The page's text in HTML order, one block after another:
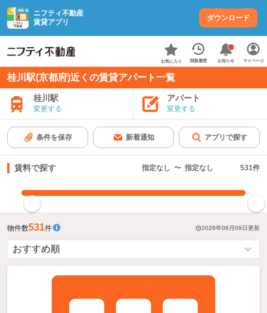
ニフティ不動産
賃貸アプリ
ダウンロード
お気に入り 閲覧履歴 お知らせ マイページ
桂川駅(京都府)近くの賃貸アパート一覧
桂川駅
変更する
アパート
変更する
条件を保存 新着通知 アプリで探す
賃料で探す 指定なし 〜 指定なし 531件
物件数531件 2026年08月09日更新